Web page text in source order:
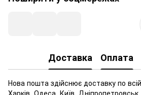
Доставка Оплата
Нова пошта здійснює доставку по всій
Харків, Одеса, Київ,